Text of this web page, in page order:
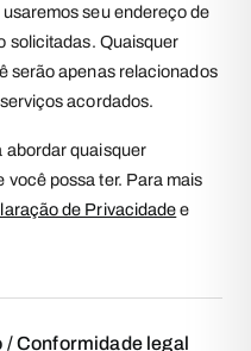
seu endereço de
solicitadas. Quaisquer
serão apenas relacionados
acordados.
abordar quaisquer
possa ter. Para mais
de Privacidadee
/ Conformidade legal